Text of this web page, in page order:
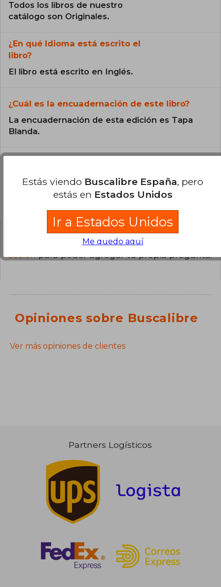
Todos los libros de nuestro
catálogo son Originales.
¿En qué Idioma está escrito el
libro?
El libro está escrito en Inglés.
¿Cuál es la encuadernación de este libro?
La encuadernación de esta edición es Tapa
Blanda.
Preguntas y respuestas sobre el libro
¿Tienes una pregunta sobre el libro?
sesiónpara poder agregar tu propia pregunta.
Opiniones sobre Buscalibre
Ver más opiniones de clientes
Partners Logísticos
Estás viendo Buscalibre España, pero
estás en Estados Unidos
Ir a Estados Unidos
Me quedo aquí